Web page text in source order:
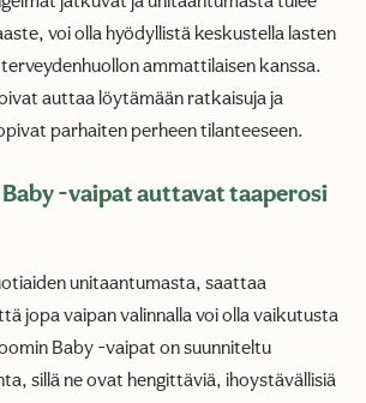
voi olla hyödyllistä keskustella lasten
ammattilaisen kanssa.
auttaa löytämään ratkaisuja ja
parhaiten perheen tilanteeseen.
-vaipat auttavat taaperosi
unitaantumasta, saattaa
jopa vaipan valinnalla voi olla vaikutusta
Baby -vaipat on suunniteltu
sillä ne ovat hengittäviä, ihoystävällisiä